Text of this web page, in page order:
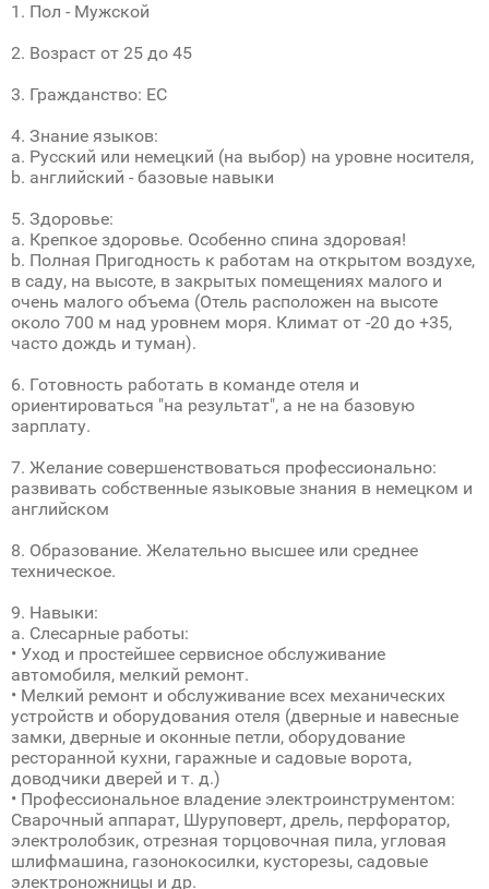
1. Пол - Мужской
2. Возраст от 25 до 45
3. Гражданство: ЕС
4. Знание языков:
a. Русский или немецкий (на выбор) на уровне носителя,
b. английский - базовые навыки
5. Здоровье:
a. Крепкое здоровье. Особенно спина здоровая!
b. Полная Пригодность к работам на открытом воздухе,
в саду, на высоте, в закрытых помещениях малого и
очень малого объема (Отель расположен на высоте
около 700 м над уровнем моря. Климат от -20 до +35,
часто дождь и туман).
6. Готовность работать в команде отеля и
ориентироваться "на результат", а не на базовую
зарплату.
7. Желание совершенствоваться профессионально:
развивать собственные языковые знания в немецком и
английском
8. Образование. Желательно высшее или среднее
техническое.
9. Навыки:
a. Слесарные работы:
• Уход и простейшее сервисное обслуживание
автомобиля, мелкий ремонт.
• Мелкий ремонт и обслуживание всех механических
устройств и оборудования отеля (дверные и навесные
замки, дверные и оконные петли, оборудование
ресторанной кухни, гаражные и садовые ворота,
доводчики дверей и т. д.)
• Профессиональное владение электроинструментом:
Сварочный аппарат, Шуруповерт, дрель, перфоратор,
электролобзик, отрезная торцовочная пила, угловая
шлифмашина, газонокосилки, кусторезы, садовые
электроножницы и др.